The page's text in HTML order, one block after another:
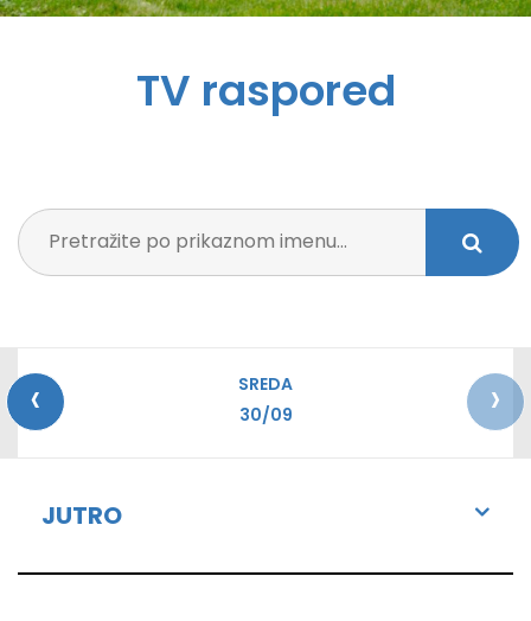
TV raspored
SREDA
30/09
‹ ›
JUTRO